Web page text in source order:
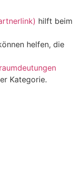
hilft beim
helfen, die
Kategorie.